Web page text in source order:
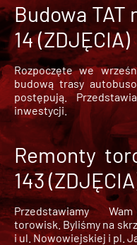
Budowa TAT
14 (ZDJĘCIA)
Rozpoczęte we
budową trasy
postępują.
inwestycji.
Remonty
143
Przedstawiamy
torowisk. Byliśmy na
i ul. Nowowiejskiej i pl.